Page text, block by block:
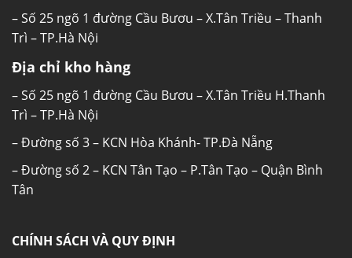
Nhiệt độ ≤-18°C bảo quản được nhiều loại
thực phẩm
kiện lạnh sâu, với nhiệt độ dưới ≤-18°C thực
phẩm được bảo quản trong điều kiện đông
lạnh sâu, phù hợp với nhu cầu bảo quản một
số thực phẩm như thịt, cá, rau củ, …trong thời
gian dài.
– Số 25 ngõ 1 đường Cầu Bươu – X.Tân Triều – Thanh
Trì – TP.Hà Nội
Địa chỉ kho hàng
– Số 25 ngõ 1 đường Cầu Bươu – X.Tân Triều H.Thanh
Trì – TP.Hà Nội
– Đường số 3 – KCN Hòa Khánh- TP.Đà Nẵng
– Đường số 2 – KCN Tân Tạo – P.Tân Tạo – Quận Bình
Tân
CHÍNH SÁCH VÀ QUY ĐỊNH